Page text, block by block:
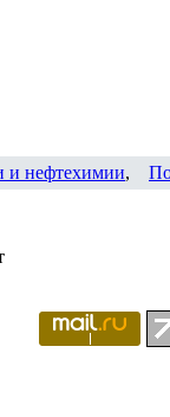
и нефтехимии,